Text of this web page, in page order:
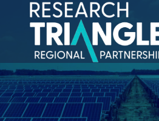
Przejdź do treści